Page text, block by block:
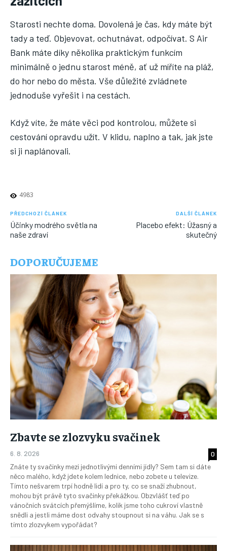
Starosti nechte doma. Dovolená je čas, kdy máte být
tady a teď. Objevovat, ochutnávat, odpočívat. S Air
Bank máte díky několika praktickým funkcím
minimálně o jednu starost méně, ať už míříte na pláž,
do hor nebo do města. Vše důležité zvládnete
jednoduše vyřešit i na cestách.
Když víte, že máte věci pod kontrolou, můžete si
cestování opravdu užít. V klidu, naplno a tak, jak jste
si ji naplánovali.
4983
PŘEDCHOZÍ ČLÁNEK
Účinky modrého světla na
naše zdraví
DALŠÍ ČLÁNEK
Placebo efekt: Úžasný a
skutečný
DOPORUČUJEME
Zbavte se zlozvyku svačinek
6. 8. 2026
0
Znáte ty svačinky mezi jednotlivými denními jídly? Sem tam si dáte
něco malého, když jdete kolem lednice, nebo zobete u televize.
Tímto nešvarem trpí hodně lidí a pro ty, co se snaží zhubnout,
mohou být právě tyto svačinky překážkou. Obzvlášť teď po
vánočních svátcích přemýšlíme, kolik jsme toho cukroví vlastně
snědli a jestli máme dost odvahy stoupnout si na váhu. Jak se s
tímto zlozvykem vypořádat?